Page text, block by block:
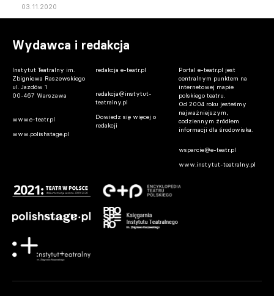
03.11.2020
Wydawca i redakcja
Instytut Teatralny im.
Zbigniewa Raszewskiego
ul. Jazdów 1
00-467 Warszawa
www.e-teatr.pl
www.polishstage.pl
redakcja e-teatr.pl
redakcja@instytut-
teatralny.pl
Dowiedz się więcej o
redakcji
Portal e-teatr.pl jest
centralnym punktem na
internetowej mapie
polskiego teatru.
Od 2004 roku jesteśmy
najważniejszym,
codziennym źródłem
informacji dla środowiska.
wsparcie@e-teatr.pl
www.instytut-teatralny.pl